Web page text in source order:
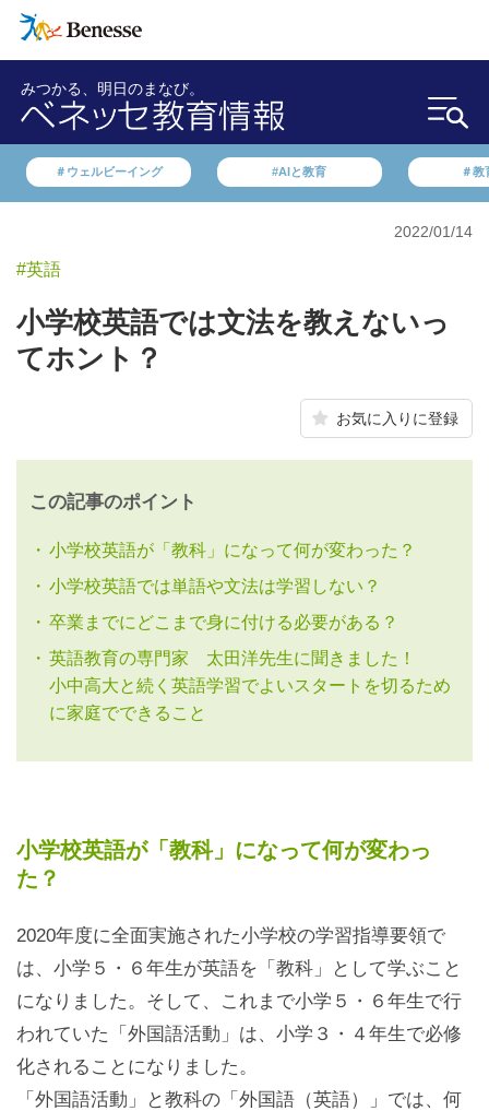
みつかる、明日のまなび。
＃ウェルビーイング #AIと教育 ＃教
2022/01/14
#英語
小学校英語では文法を教えないっ
てホント？
お気に入りに登録
この記事のポイント
小学校英語が「教科」になって何が変わった？
小学校英語では単語や文法は学習しない？
卒業までにどこまで身に付ける必要がある？
英語教育の専門家 太田洋先生に聞きました！
小中高大と続く英語学習でよいスタートを切るため
に家庭でできること
小学校英語が「教科」になって何が変わっ
た？
2020年度に全面実施された小学校の学習指導要領で
は、小学５・６年生が英語を「教科」として学ぶこと
になりました。そして、これまで小学５・６年生で行
われていた「外国語活動」は、小学３・４年生で必修
化されることになりました。
「外国語活動」と教科の「外国語（英語）」では、何